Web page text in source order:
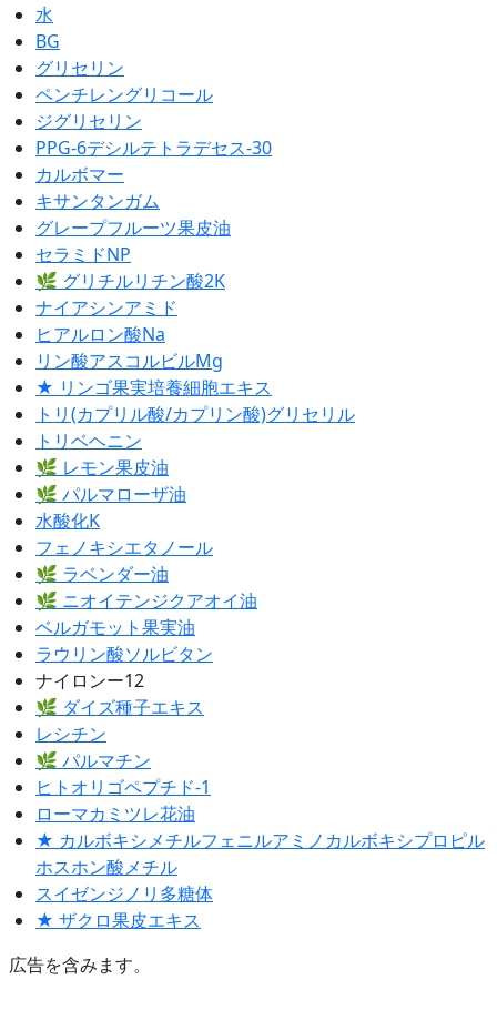
水
BG
グリセリン
ペンチレングリコール
ジグリセリン
PPG-6デシルテトラデセス-30
カルボマー
キサンタンガム
グレープフルーツ果皮油
セラミドNP
🌿 グリチルリチン酸2K
ナイアシンアミド
ヒアルロン酸Na
リン酸アスコルビルMg
★ リンゴ果実培養細胞エキス
トリ(カプリル酸/カプリン酸)グリセリル
トリベヘニン
🌿 レモン果皮油
🌿 パルマローザ油
水酸化K
フェノキシエタノール
🌿 ラベンダー油
🌿 ニオイテンジクアオイ油
ベルガモット果実油
ラウリン酸ソルビタン
ナイロンー12
🌿 ダイズ種子エキス
レシチン
🌿 パルマチン
ヒトオリゴペプチド-1
ローマカミツレ花油
★ カルボキシメチルフェニルアミノカルボキシプロピル
ホスホン酸メチル
スイゼンジノリ多糖体
★ ザクロ果皮エキス
広告を含みます。